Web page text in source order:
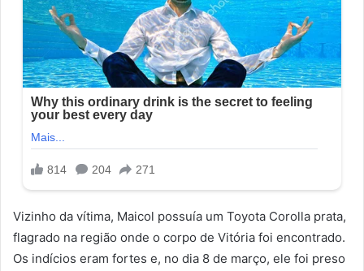
Vizinho da vítima, Maicol possuía um Toyota Corolla prata,
flagrado na região onde o corpo de Vitória foi encontrado.
Os indícios eram fortes e, no dia 8 de março, ele foi preso